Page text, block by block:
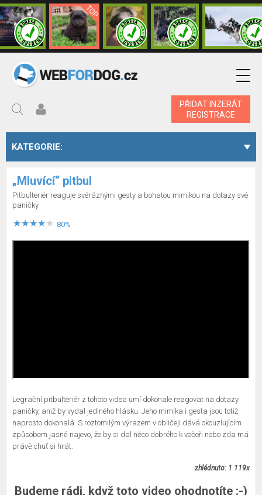
PŘIDAT INZERÁT
REGISTRACE
KATEGORIE:
„Mluvící“ pitbul
Pitbulteriér reaguje svéráznými gesty a bohatou mimikou na dotazy své
paničky
80%
Legrační pitbulteriér z tohoto videa umí dokonale reagovat na dotazy
paničky, aniž by vydal jediného hlásku. Jeho mimika i gesta jsou totiž
naprosto dokonalá. S roztomilým výrazem v obličeji dává okouzlujícím
způsobem jasně najevo, že by si dal něco dobrého k večeři nebo zda má
právě chuť si hrát.
zhlédnuto: 1 119x
Budeme rádi, když toto video ohodnotíte :-)